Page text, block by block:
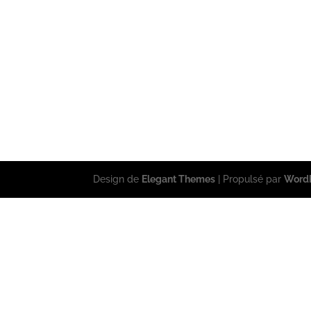
Design de Elegant Themes | Propulsé par